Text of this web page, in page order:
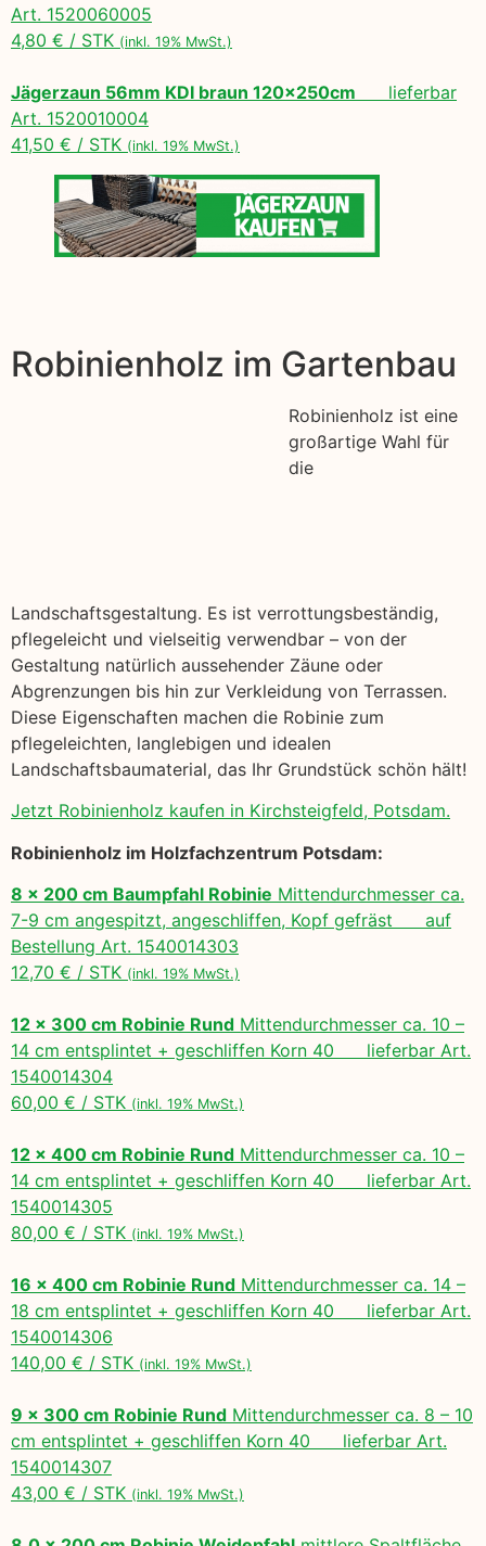
Art. 1520060005
4,80 € / STK (inkl. 19% MwSt.)
Jägerzaun 56mm KDI braun 120x250cm lieferbar
Art. 1520010004
41,50 € / STK (inkl. 19% MwSt.)
Robinienholz im Gartenbau
Robinienholz ist eine
großartige Wahl für
die
Landschaftsgestaltung. Es ist verrottungsbeständig,
pflegeleicht und vielseitig verwendbar – von der
Gestaltung natürlich aussehender Zäune oder
Abgrenzungen bis hin zur Verkleidung von Terrassen.
Diese Eigenschaften machen die Robinie zum
pflegeleichten, langlebigen und idealen
Landschaftsbaumaterial, das Ihr Grundstück schön hält!
Jetzt Robinienholz kaufen in Kirchsteigfeld, Potsdam.
Robinienholz im Holzfachzentrum Potsdam:
8 x 200 cm Baumpfahl Robinie Mittendurchmesser ca.
7-9 cm angespitzt, angeschliffen, Kopf gefräst auf
Bestellung Art. 1540014303
12,70 € / STK (inkl. 19% MwSt.)
12 x 300 cm Robinie Rund Mittendurchmesser ca. 10 –
14 cm entsplintet + geschliffen Korn 40 lieferbar Art.
1540014304
60,00 € / STK (inkl. 19% MwSt.)
12 x 400 cm Robinie Rund Mittendurchmesser ca. 10 –
14 cm entsplintet + geschliffen Korn 40 lieferbar Art.
1540014305
80,00 € / STK (inkl. 19% MwSt.)
16 x 400 cm Robinie Rund Mittendurchmesser ca. 14 –
18 cm entsplintet + geschliffen Korn 40 lieferbar Art.
1540014306
140,00 € / STK (inkl. 19% MwSt.)
9 x 300 cm Robinie Rund Mittendurchmesser ca. 8 – 10
cm entsplintet + geschliffen Korn 40 lieferbar Art.
1540014307
43,00 € / STK (inkl. 19% MwSt.)